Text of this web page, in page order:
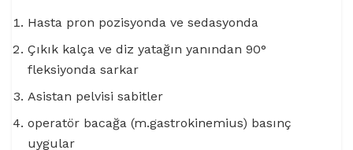
Hasta pron pozisyonda ve sedasyonda
Çıkık kalça ve diz yatağın yanından 90°
fleksiyonda sarkar
Asistan pelvisi sabitler
operatör bacağa (m.gastrokinemius) basınç
uygular